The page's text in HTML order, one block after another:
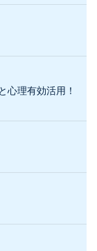
心理有効活用！